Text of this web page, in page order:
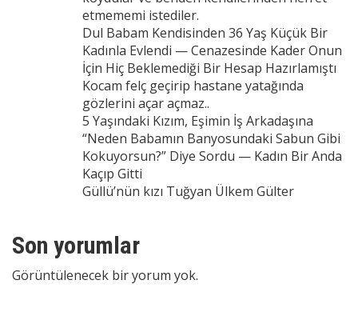
etmememi istediler.
Dul Babam Kendisinden 36 Yaş Küçük Bir
Kadınla Evlendi — Cenazesinde Kader Onun
İçin Hiç Beklemediği Bir Hesap Hazırlamıştı
Kocam felç geçirip hastane yatağında
gözlerini açar açmaz..
5 Yaşındaki Kızım, Eşimin İş Arkadaşına
“Neden Babamın Banyosundaki Sabun Gibi
Kokuyorsun?” Diye Sordu — Kadın Bir Anda
Kaçıp Gitti
Güllü’nün kızı Tuğyan Ülkem Gülter
Son yorumlar
Görüntülenecek bir yorum yok.